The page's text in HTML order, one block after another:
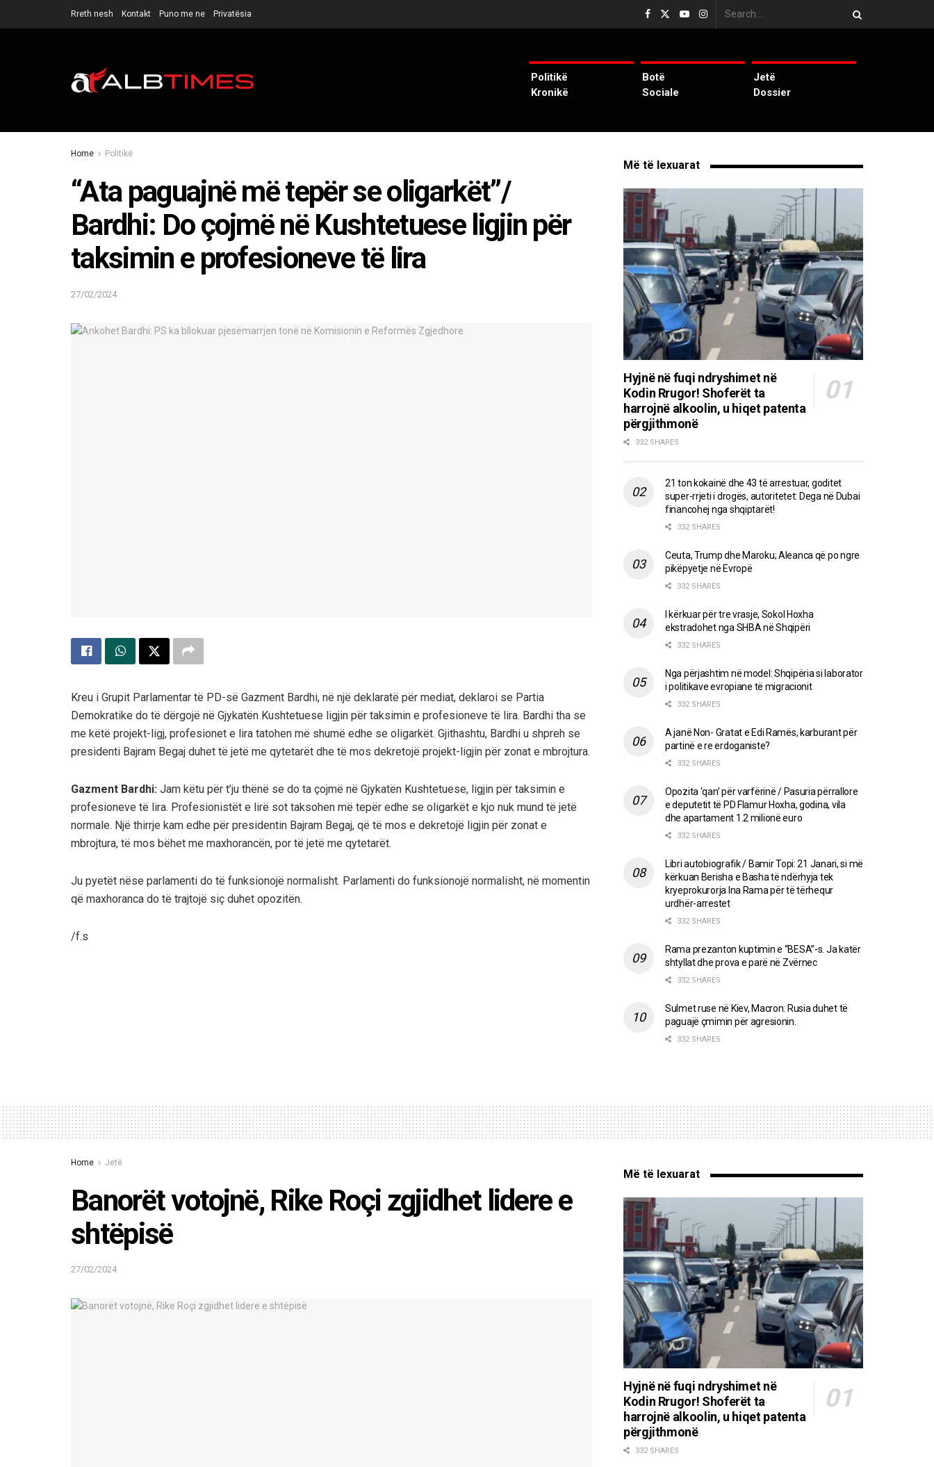
Rreth nesh Kontakt Puno me ne Privatësia
Politikë
Kronikë
Botë
Sociale
Jetë
Dossier
Home Politikë
“Ata paguajnë më tepër se oligarkët”/
Bardhi: Do çojmë në Kushtetuese ligjin për
taksimin e profesioneve të lira
27/02/2024
Kreu i Grupit Parlamentar të PD-së Gazment Bardhi, në një deklaratë për mediat, deklaroi se Partia
Demokratike do të dërgojë në Gjykatën Kushtetuese ligjin për taksimin e profesioneve të lira. Bardhi tha se
me këtë projekt-ligj, profesionet e lira tatohen më shumë edhe se oligarkët. Gjithashtu, Bardhi u shpreh se
presidenti Bajram Begaj duhet të jetë me qytetarët dhe të mos dekretojë projekt-ligjin për zonat e mbrojtura.
Gazment Bardhi: Jam këtu për t’ju thënë se do ta çojmë në Gjykatën Kushtetuese, ligjin për taksimin e
profesioneve të lira. Profesionistët e lirë sot taksohen më tepër edhe se oligarkët e kjo nuk mund të jetë
normale. Një thirrje kam edhe për presidentin Bajram Begaj, që të mos e dekretojë ligjin për zonat e
mbrojtura, të mos bëhet me maxhorancën, por të jetë me qytetarët.
Ju pyetët nëse parlamenti do të funksionojë normalisht. Parlamenti do funksionojë normalisht, në momentin
që maxhoranca do të trajtojë siç duhet opozitën.
/f.s
Më të lexuarat
Hyjnë në fuqi ndryshimet në
Kodin Rrugor! Shoferët ta
harrojnë alkoolin, u hiqet patenta
përgjithmonë
332 SHARES
21 ton kokainë dhe 43 të arrestuar, goditet
super-rrjeti i drogës, autoritetet: Dega në Dubai
financohej nga shqiptarët!
332 SHARES
Ceuta, Trump dhe Maroku; Aleanca që po ngre
pikëpyetje në Evropë
332 SHARES
I kërkuar për tre vrasje, Sokol Hoxha
ekstradohet nga SHBA në Shqipëri
332 SHARES
Nga përjashtim në model: Shqipëria si laborator
i politikave evropiane të migracionit
332 SHARES
A janë Non- Gratat e Edi Ramës, karburant për
partinë e re erdoganiste?
332 SHARES
Opozita ‘qan’ për varfërinë / Pasuria përrallore
e deputetit të PD Flamur Hoxha, godina, vila
dhe apartament 1.2 milionë euro
332 SHARES
Libri autobiografik / Bamir Topi: 21 Janari, si më
kërkuan Berisha e Basha të ndërhyja tek
kryeprokurorja Ina Rama për të tërhequr
urdhër-arrestet
332 SHARES
Rama prezanton kuptimin e “BESA”-s. Ja katër
shtyllat dhe prova e parë në Zvërnec
332 SHARES
Sulmet ruse në Kiev, Macron: Rusia duhet të
paguajë çmimin për agresionin.
332 SHARES
Home Jetë
Banorët votojnë, Rike Roçi zgjidhet lidere e
shtëpisë
27/02/2024
Më të lexuarat
Hyjnë në fuqi ndryshimet në
Kodin Rrugor! Shoferët ta
harrojnë alkoolin, u hiqet patenta
përgjithmonë
332 SHARES